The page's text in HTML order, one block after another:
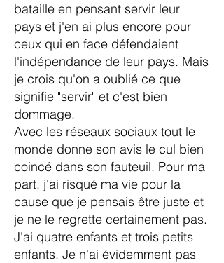
bataille en pensant servir leur
pays et j'en ai plus encore pour
ceux qui en face défendaient
l'indépendance de leur pays. Mais
je crois qu'on a oublié ce que
signifie "servir" et c'est bien
dommage.
Avec les réseaux sociaux tout le
monde donne son avis le cul bien
coincé dans son fauteuil. Pour ma
part, j'ai risqué ma vie pour la
cause que je pensais être juste et
je ne le regrette certainement pas.
J'ai quatre enfants et trois petits
enfants. Je n'ai évidemment pas